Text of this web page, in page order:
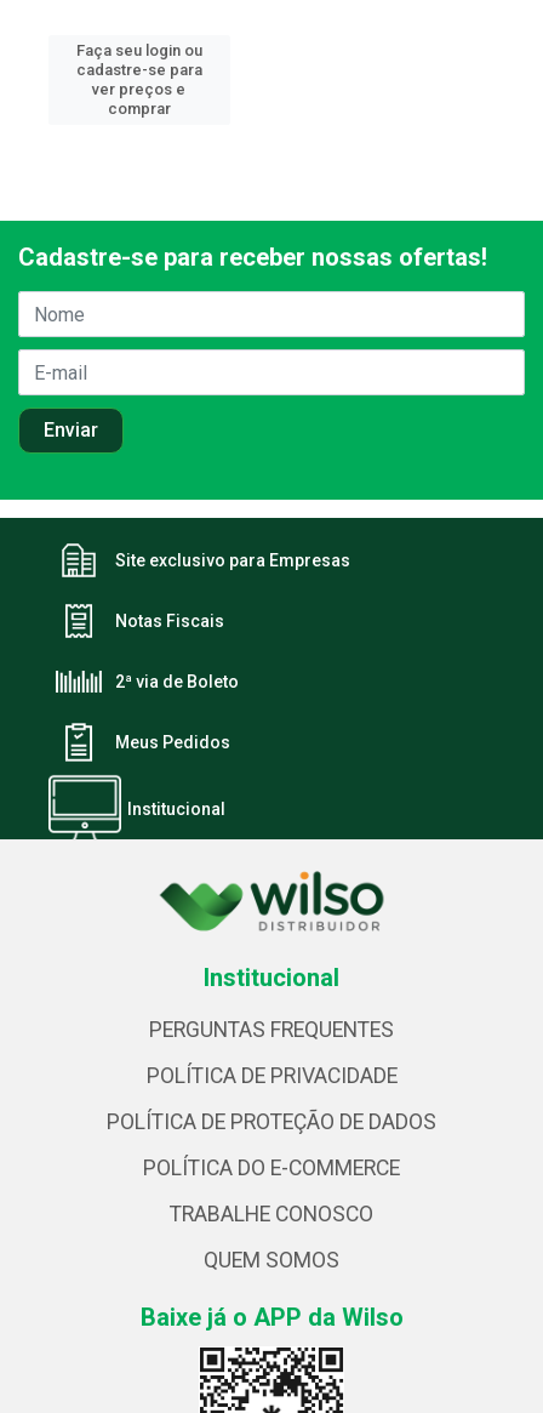
Faça seu login ou
cadastre-se para
ver preços e
comprar
Cadastre-se para receber nossas ofertas!
Site exclusivo para Empresas
Notas Fiscais
2ª via de Boleto
Meus Pedidos
Institucional
Institucional
PERGUNTAS FREQUENTES
POLÍTICA DE PRIVACIDADE
POLÍTICA DE PROTEÇÃO DE DADOS
POLÍTICA DO E-COMMERCE
TRABALHE CONOSCO
QUEM SOMOS
Baixe já o APP da Wilso